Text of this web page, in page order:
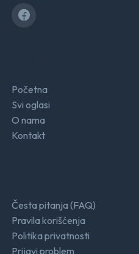
Početna
Svi oglasi
O nama
Kontakt
Česta pitanja (FAQ)
Pravila korišćenja
Politika privatnosti
Prijavi problem